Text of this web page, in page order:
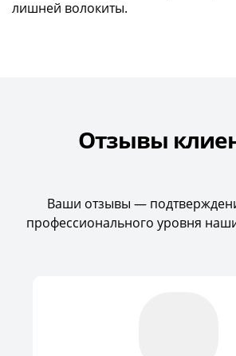
лишней волокиты.
Отзывы
Ваши отзывы —
профессионального уровня